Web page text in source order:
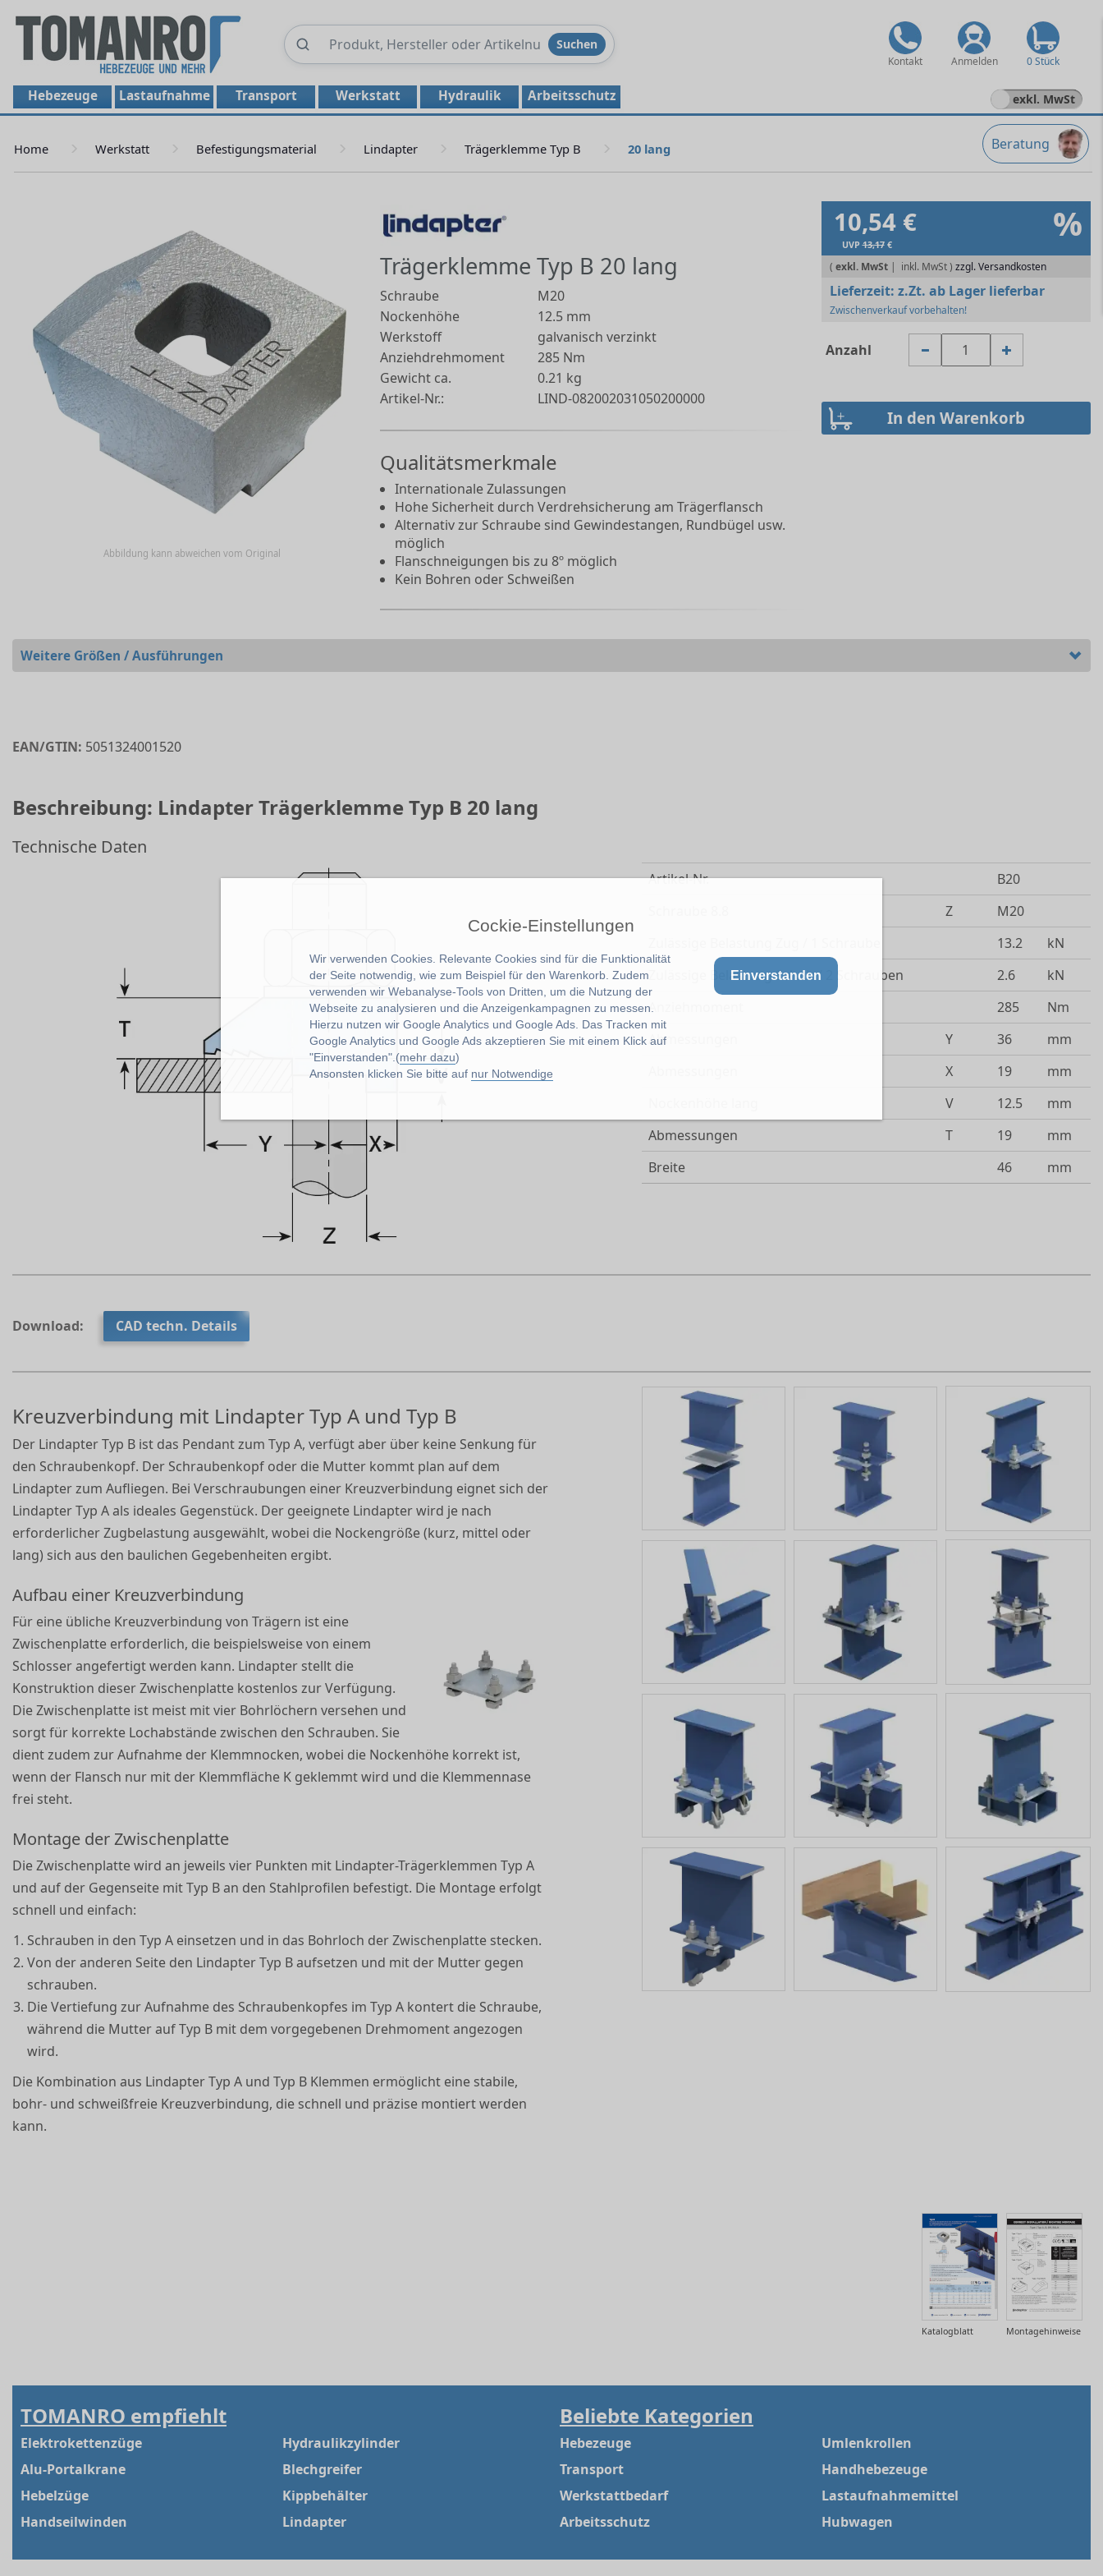
Cockie-Einstellungen
Wir verwenden Cookies. Relevante Cookies sind für die Funktionalität
der Seite notwendig, wie zum Beispiel für den Warenkorb. Zudem
verwenden wir Webanalyse-Tools von Dritten, um die Nutzung der
Webseite zu analysieren und die Anzeigenkampagnen zu messen.
Hierzu nutzen wir Google Analytics und Google Ads. Das Tracken mit
Google Analytics und Google Ads akzeptieren Sie mit einem Klick auf
"Einverstanden".(mehr dazu)
Ansonsten klicken Sie bitte auf nur Notwendige
Einverstanden
Produkte
durchsuchen
Suchen
Kontakt Anmelden 0 Stück
Hebezeuge Lastaufnahme Transport Werkstatt Hydraulik Arbeitsschutz exkl. MwSt
Beratung
Home Werkstatt Befestigungsmaterial Lindapter Trägerklemme Typ B 20 lang
Abbildung kann abweichen vom Original
Trägerklemme Typ B 20 lang
Schraube
M20
Nockenhöhe
12.5 mm
Werkstoff
galvanisch verzinkt
Anziehdrehmoment
285 Nm
Gewicht ca.
0.21 kg
Artikel-Nr.:
LIND-082002031050200000
Qualitätsmerkmale
Internationale Zulassungen
Hohe Sicherheit durch Verdrehsicherung am Trägerflansch
Alternativ zur Schraube sind Gewindestangen, Rundbügel usw.
möglich
Flanschneigungen bis zu 8º möglich
Kein Bohren oder Schweißen
10,54 € %
UVP13,17€
( exkl. MwSt | zzgl. Versandkosten
Lieferzeit: z.Zt. ab Lager lieferbar
Zwischenverkauf vorbehalten!
Anzahl
Weitere Größen / Ausführungen
EAN/GTIN: 5051324001520
Beschreibung: Lindapter Trägerklemme Typ B 20 lang
Technische Daten
Artikel-Nr.
B20
Z
M20
13.2
kN
Zulässige Belastung Schub / 2 Schrauben
2.6
kN
Anziehmoment
285
Nm
Abmessungen
Y 36
mm
X 19
mm
V 12.5
mm
Abmessungen
T 19
mm
Breite
46 mm
Download: CAD techn. Details
Kreuzverbindung mit Lindapter Typ A und Typ B
Der Lindapter Typ B ist das Pendant zum Typ A, verfügt aber über keine Senkung für
den Schraubenkopf. Der Schraubenkopf oder die Mutter kommt plan auf dem
Lindapter zum Aufliegen. Bei Verschraubungen einer Kreuzverbindung eignet sich der
Lindapter Typ A als ideales Gegenstück. Der geeignete Lindapter wird je nach
erforderlicher Zugbelastung ausgewählt, wobei die Nockengröße (kurz, mittel oder
lang) sich aus den baulichen Gegebenheiten ergibt.
Aufbau einer Kreuzverbindung
Für eine übliche Kreuzverbindung von Trägern ist eine
Zwischenplatte erforderlich, die beispielsweise von einem
Schlosser angefertigt werden kann. Lindapter stellt die
Konstruktion dieser Zwischenplatte kostenlos zur Verfügung.
Die Zwischenplatte ist meist mit vier Bohrlöchern versehen und
sorgt für korrekte Lochabstände zwischen den Schrauben. Sie
dient zudem zur Aufnahme der Klemmnocken, wobei die Nockenhöhe korrekt ist,
wenn der Flansch nur mit der Klemmfläche K geklemmt wird und die Klemmennase
frei steht.
Montage der Zwischenplatte
Die Zwischenplatte wird an jeweils vier Punkten mit Lindapter-Trägerklemmen Typ A
und auf der Gegenseite mit Typ B an den Stahlprofilen befestigt. Die Montage erfolgt
schnell und einfach:
Schrauben in den Typ A einsetzen und in das Bohrloch der Zwischenplatte stecken.
Von der anderen Seite den Lindapter Typ B aufsetzen und mit der Mutter gegen
schrauben.
Die Vertiefung zur Aufnahme des Schraubenkopfes im Typ A kontert die Schraube,
während die Mutter auf Typ B mit dem vorgegebenen Drehmoment angezogen
wird.
Die Kombination aus Lindapter Typ A und Typ B Klemmen ermöglicht eine stabile,
bohr- und schweißfreie Kreuzverbindung, die schnell und präzise montiert werden
kann.
Montagehinweise
Katalogblatt
TOMANRO empfiehlt
Elektrokettenzüge
Alu-Portalkrane
Hebelzüge
Handseilwinden
Hydraulikzylinder
Blechgreifer
Kippbehälter
Lindapter
Beliebte Kategorien
Hebezeuge
Transport
Werkstattbedarf
Arbeitsschutz
Umlenkrollen
Handhebezeuge
Lastaufnahmemittel
Hubwagen